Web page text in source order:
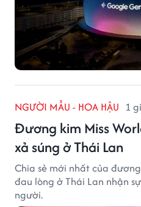
NGƯỜI MẪU - HOA HẬU 1
Đương kim Miss
xả súng ở Thái Lan
Chia sẻ mới nhất của
đau lòng ở Thái Lan nhận
người.